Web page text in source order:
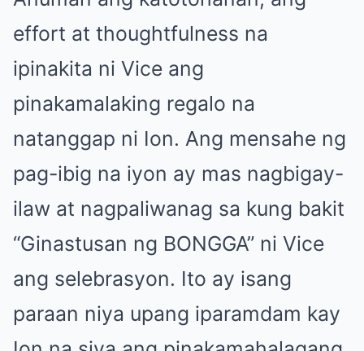
effort at thoughtfulness na
ipinakita ni Vice ang
pinakamalaking regalo na
natanggap ni Ion. Ang mensahe ng
pag-ibig na iyon ay mas nagbigay-
ilaw at nagpaliwanag sa kung bakit
“Ginastusan ng BONGGA” ni Vice
ang selebrasyon. Ito ay isang
paraan niya upang iparamdam kay